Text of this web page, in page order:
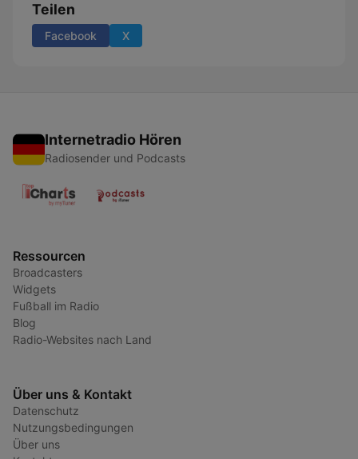
Teilen
Facebook X
Internetradio Hören
Radiosender und Podcasts
Ressourcen
Broadcasters
Widgets
Fußball im Radio
Blog
Radio-Websites nach Land
Über uns & Kontakt
Datenschutz
Nutzungsbedingungen
Über uns